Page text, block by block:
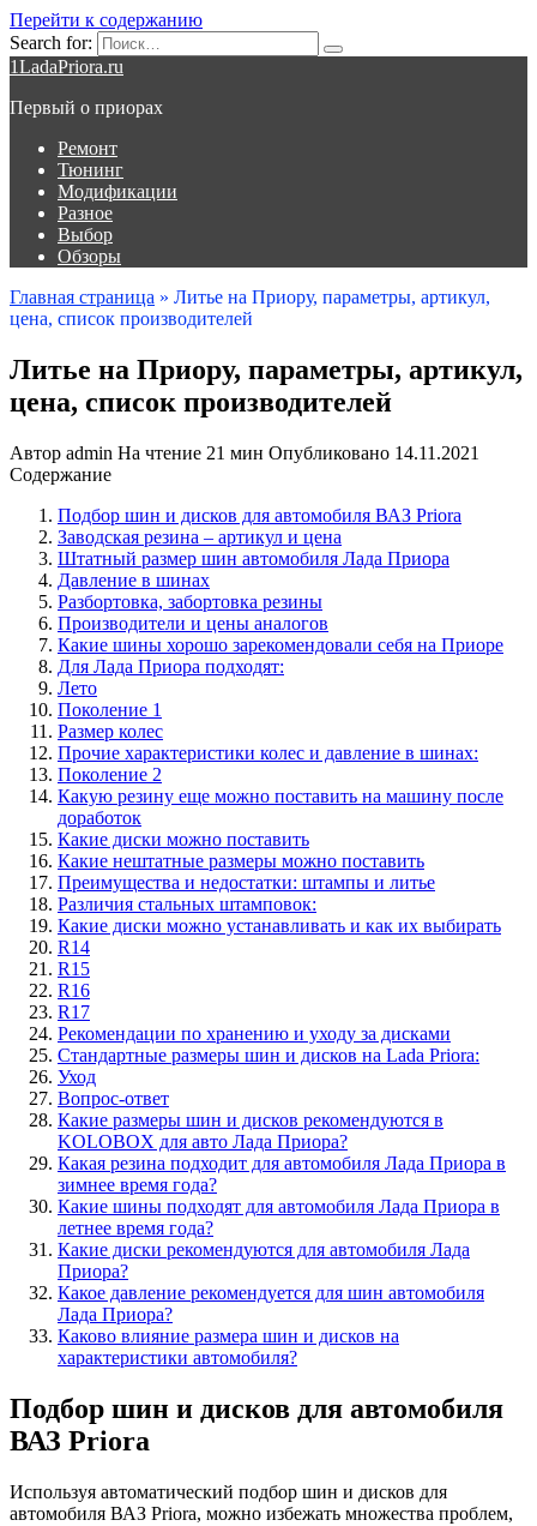
Перейти к содержанию
Search for:
1LadaPriora.ru
Первый о приорах
Ремонт
Тюнинг
Модификации
Разное
Выбор
Обзоры
Главная страница » Литье на Приору, параметры, артикул,
цена, список производителей
Литье на Приору, параметры, артикул,
цена, список производителей
Автор admin На чтение 21 мин Опубликовано 14.11.2021
Содержание
Подбор шин и дисков для автомобиля ВАЗ Priora
Заводская резина – артикул и цена
Штатный размер шин автомобиля Лада Приора
Давление в шинах
Разбортовка, забортовка резины
Производители и цены аналогов
Какие шины хорошо зарекомендовали себя на Приоре
Для Лада Приора подходят:
Лето
Поколение 1
Размер колес
Прочие характеристики колес и давление в шинах:
Поколение 2
Какую резину еще можно поставить на машину после
доработок
Какие диски можно поставить
Какие нештатные размеры можно поставить
Преимущества и недостатки: штампы и литье
Различия стальных штамповок:
Какие диски можно устанавливать и как их выбирать
R14
R15
R16
R17
Рекомендации по хранению и уходу за дисками
Стандартные размеры шин и дисков на Lada Priora:
Уход
Вопрос-ответ
Какие размеры шин и дисков рекомендуются в
KOLOBOX для авто Лада Приора?
Какая резина подходит для автомобиля Лада Приора в
зимнее время года?
Какие шины подходят для автомобиля Лада Приора в
летнее время года?
Какие диски рекомендуются для автомобиля Лада
Приора?
Какое давление рекомендуется для шин автомобиля
Лада Приора?
Каково влияние размера шин и дисков на
характеристики автомобиля?
Подбор шин и дисков для автомобиля
ВАЗ Priora
Используя автоматический подбор шин и дисков для
автомобиля ВАЗ Priora, можно избежать множества проблем,